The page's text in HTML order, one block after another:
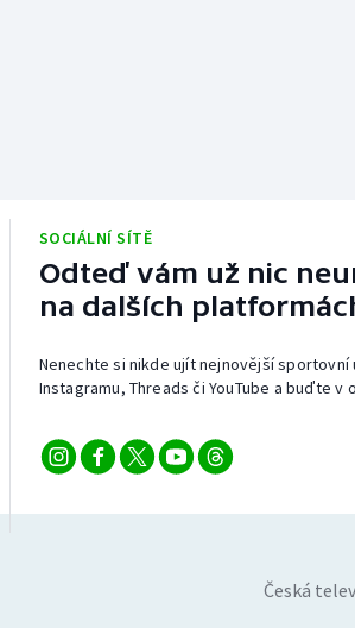
SOCIÁLNÍ SÍTĚ
Odteď vám už nic
na dalších
Nenechte si nikde ujít nejnovější sportovní
Instagramu, Threads či YouTube a buďte v
Česká